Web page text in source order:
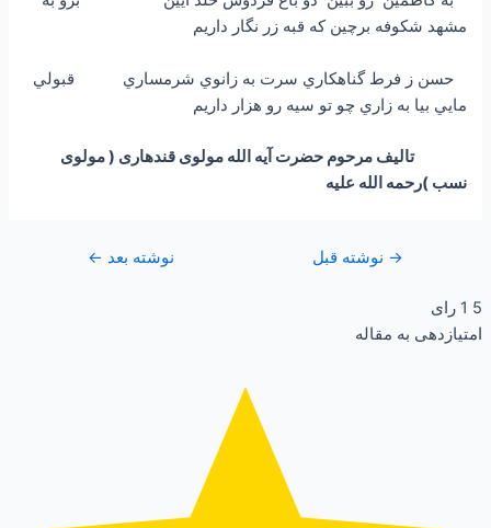
مشهد شكوفه برچين كه قبه زر نگار داريم
حسن ز فرط گناهكاري سرت به زانوي شرمساري قبولي
مايي بيا به زاري چو تو سيه رو هزار داريم
تالیف مرحوم حضرت آیه الله مولوی قندهاری ( مولوی
نسب )رحمه الله علیه
→ نوشته قبل نوشته بعد ←
5
1 رای
امتیازدهی به مقاله